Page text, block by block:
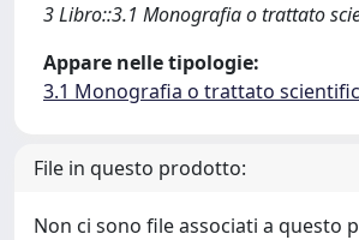
3 Libro::3.1 Monografia o trattato
Appare nelle tipologie:
3.1 Monografia o trattato
File in questo prodotto:
Non ci sono file associati a questo